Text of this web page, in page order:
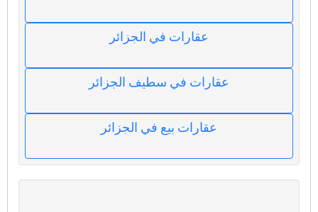
عقارات في الجزائر
عقارات في سطيف الجزائر
عقارات بيع في الجزائر